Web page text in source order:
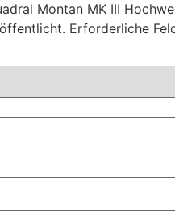
Montan MK III
Erforderliche